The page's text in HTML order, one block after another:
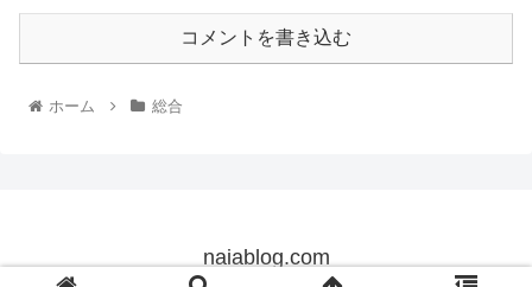
コメントを書き込む
ホーム 総合
naiablog.com